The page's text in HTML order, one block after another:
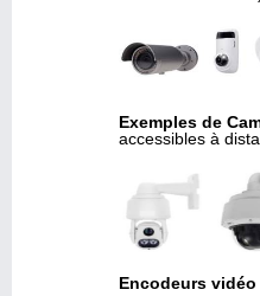
Exemples de
accessibles à
Encodeurs vidéo